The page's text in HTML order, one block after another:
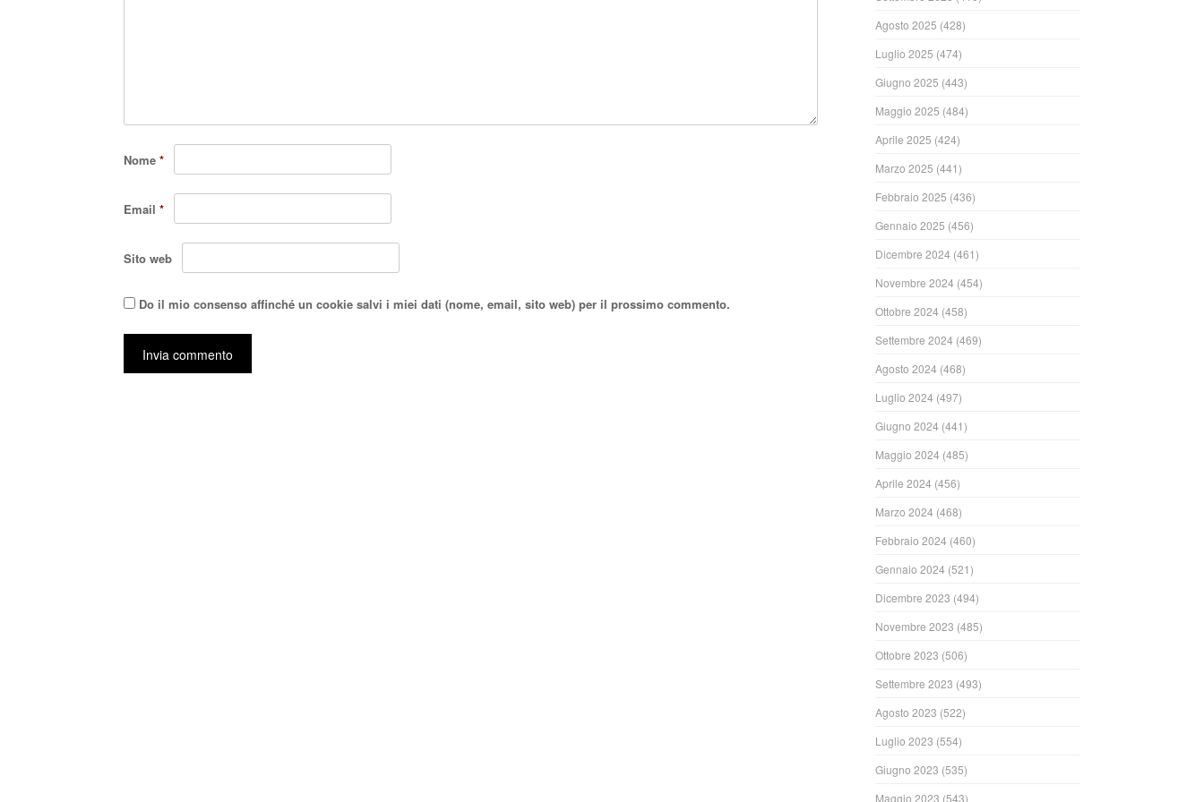
Nome *
Email *
Sito web
Do il mio consenso affinché un cookie salvi i miei dati (nome, email, sito web) per il prossimo commento.
Agosto 2025 (428)
Luglio 2025 (474)
Giugno 2025 (443)
Maggio 2025 (484)
Aprile 2025 (424)
Marzo 2025 (441)
Febbraio 2025 (436)
Gennaio 2025 (456)
Dicembre 2024 (461)
Novembre 2024 (454)
Ottobre 2024 (458)
Settembre 2024 (469)
Agosto 2024 (468)
Luglio 2024 (497)
Giugno 2024 (441)
Maggio 2024 (485)
Aprile 2024 (456)
Marzo 2024 (468)
Febbraio 2024 (460)
Gennaio 2024 (521)
Dicembre 2023 (494)
Novembre 2023 (485)
Ottobre 2023 (506)
Settembre 2023 (493)
Agosto 2023 (522)
Luglio 2023 (554)
Giugno 2023 (535)
Maggio 2023 (543)